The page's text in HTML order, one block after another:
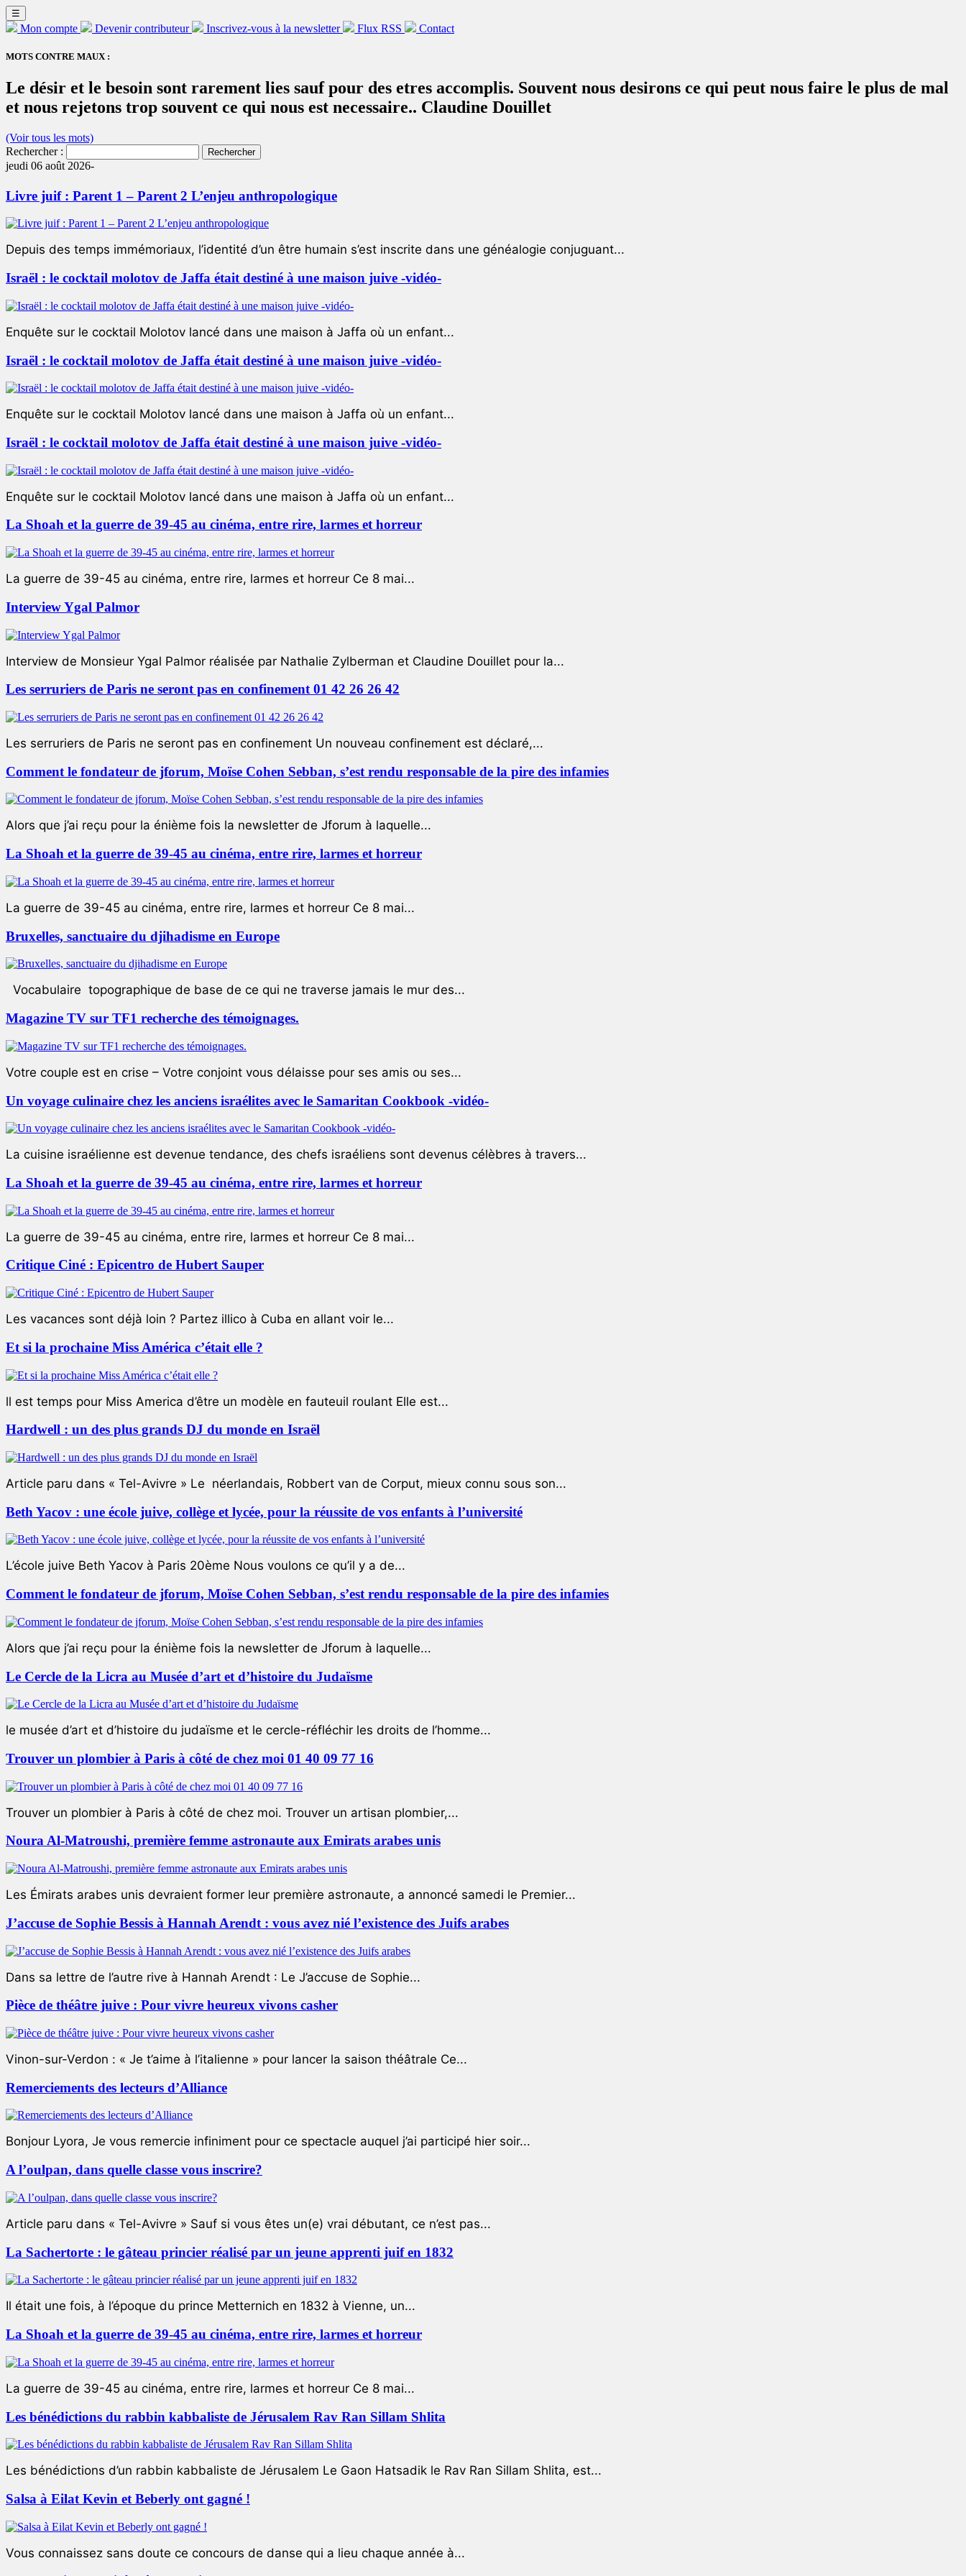
☰
Mon compte Devenir contributeur Inscrivez-vous à la newsletter Flux RSS Contact
MOTS CONTRE MAUX :
Le désir et le besoin sont rarement lies sauf pour des etres accomplis. Souvent nous desirons ce qui peut nous faire le plus de mal
et nous rejetons trop souvent ce qui nous est necessaire.. Claudine Douillet
(Voir tous les mots)
Rechercher :
jeudi 06 août 2026-
Livre juif : Parent 1 – Parent 2 L’enjeu anthropologique
Depuis des temps immémoriaux, l’identité d’un être humain s’est inscrite dans une généalogie conjuguant...
Israël : le cocktail molotov de Jaffa était destiné à une maison juive -vidéo-
Enquête sur le cocktail Molotov lancé dans une maison à Jaffa où un enfant...
Israël : le cocktail molotov de Jaffa était destiné à une maison juive -vidéo-
Enquête sur le cocktail Molotov lancé dans une maison à Jaffa où un enfant...
Israël : le cocktail molotov de Jaffa était destiné à une maison juive -vidéo-
Enquête sur le cocktail Molotov lancé dans une maison à Jaffa où un enfant...
La Shoah et la guerre de 39-45 au cinéma, entre rire, larmes et horreur
La guerre de 39-45 au cinéma, entre rire, larmes et horreur Ce 8 mai...
Interview Ygal Palmor
Interview de Monsieur Ygal Palmor réalisée par Nathalie Zylberman et Claudine Douillet pour la...
Les serruriers de Paris ne seront pas en confinement 01 42 26 26 42
Les serruriers de Paris ne seront pas en confinement Un nouveau confinement est déclaré,...
Comment le fondateur de jforum, Moïse Cohen Sebban, s’est rendu responsable de la pire des infamies
Alors que j’ai reçu pour la énième fois la newsletter de Jforum à laquelle...
La Shoah et la guerre de 39-45 au cinéma, entre rire, larmes et horreur
La guerre de 39-45 au cinéma, entre rire, larmes et horreur Ce 8 mai...
Bruxelles, sanctuaire du djihadisme en Europe
Vocabulaire topographique de base de ce qui ne traverse jamais le mur des...
Magazine TV sur TF1 recherche des témoignages.
Votre couple est en crise – Votre conjoint vous délaisse pour ses amis ou ses...
Un voyage culinaire chez les anciens israélites avec le Samaritan Cookbook -vidéo-
La cuisine israélienne est devenue tendance, des chefs israéliens sont devenus célèbres à travers...
La Shoah et la guerre de 39-45 au cinéma, entre rire, larmes et horreur
La guerre de 39-45 au cinéma, entre rire, larmes et horreur Ce 8 mai...
Critique Ciné : Epicentro de Hubert Sauper
Les vacances sont déjà loin ? Partez illico à Cuba en allant voir le...
Et si la prochaine Miss América c’était elle ?
ll est temps pour Miss America d’être un modèle en fauteuil roulant Elle est...
Hardwell : un des plus grands DJ du monde en Israël
Article paru dans « Tel-Avivre » Le néerlandais, Robbert van de Corput, mieux connu sous son...
Beth Yacov : une école juive, collège et lycée, pour la réussite de vos enfants à l’université
L’école juive Beth Yacov à Paris 20ème Nous voulons ce qu’il y a de...
Comment le fondateur de jforum, Moïse Cohen Sebban, s’est rendu responsable de la pire des infamies
Alors que j’ai reçu pour la énième fois la newsletter de Jforum à laquelle...
Le Cercle de la Licra au Musée d’art et d’histoire du Judaïsme
le musée d’art et d’histoire du judaïsme et le cercle-réfléchir les droits de l’homme...
Trouver un plombier à Paris à côté de chez moi 01 40 09 77 16
Trouver un plombier à Paris à côté de chez moi. Trouver un artisan plombier,...
Noura Al-Matroushi, première femme astronaute aux Emirats arabes unis
Les Émirats arabes unis devraient former leur première astronaute, a annoncé samedi le Premier...
J’accuse de Sophie Bessis à Hannah Arendt : vous avez nié l’existence des Juifs arabes
Dans sa lettre de l’autre rive à Hannah Arendt : Le J’accuse de Sophie...
Pièce de théâtre juive : Pour vivre heureux vivons casher
Vinon-sur-Verdon : « Je t’aime à l’italienne » pour lancer la saison théâtrale Ce...
Remerciements des lecteurs d’Alliance
Bonjour Lyora, Je vous remercie infiniment pour ce spectacle auquel j’ai participé hier soir...
A l’oulpan, dans quelle classe vous inscrire?
Article paru dans « Tel-Avivre » Sauf si vous êtes un(e) vrai débutant, ce n’est pas...
La Sachertorte : le gâteau princier réalisé par un jeune apprenti juif en 1832
Il était une fois, à l’époque du prince Metternich en 1832 à Vienne, un...
La Shoah et la guerre de 39-45 au cinéma, entre rire, larmes et horreur
La guerre de 39-45 au cinéma, entre rire, larmes et horreur Ce 8 mai...
Les bénédictions du rabbin kabbaliste de Jérusalem Rav Ran Sillam Shlita
Les bénédictions d’un rabbin kabbaliste de Jérusalem Le Gaon Hatsadik le Rav Ran Sillam Shlita, est...
Salsa à Eilat Kevin et Beberly ont gagné !
Vous connaissez sans doute ce concours de danse qui a lieu chaque année à...